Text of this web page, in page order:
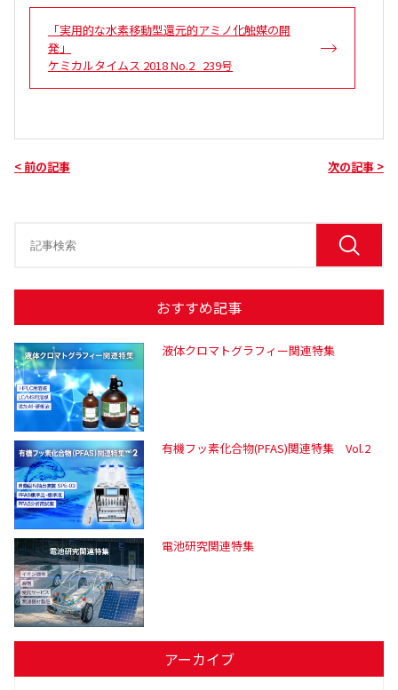
「実用的な水素移動型還元的アミノ化触媒の開
発」
ケミカルタイムス 2018 No.2 239号
< 前の記事 次の記事 >
おすすめ記事
液体クロマトグラフィー関連特集
有機フッ素化合物(PFAS)関連特集 Vol.2
電池研究関連特集
アーカイブ